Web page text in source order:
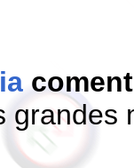
grandes